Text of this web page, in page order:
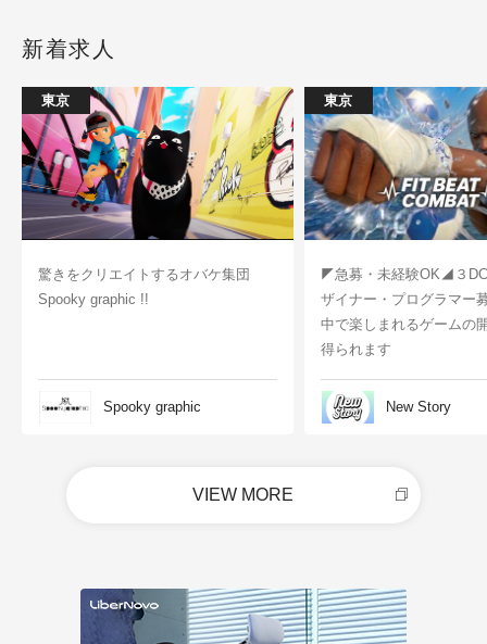
新着求人
東京
驚きをクリエイトするオバケ集団
Spooky graphic !!
Spooky graphic
東京
◤急募・未経験OK◢３
ザイナー・プログラマー
中で楽しまれるゲームの
得られます
New Story
VIEW MORE